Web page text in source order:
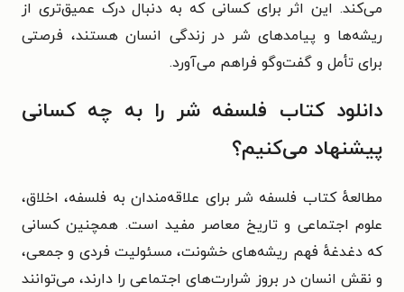
می‌کند. این اثر برای کسانی که به دنبال درک عمیق‌تری از
ریشه‌ها و پیامدهای شر در زندگی انسان هستند، فرصتی
برای تأمل و گفت‌وگو فراهم می‌آورد.
دانلود کتاب فلسفه شر را به چه کسانی
پیشنهاد می‌کنیم؟
مطالعهٔ کتاب فلسفه شر برای علاقه‌مندان به فلسفه، اخلاق،
علوم اجتماعی و تاریخ معاصر مفید است. همچنین کسانی
که دغدغهٔ فهم ریشه‌های خشونت، مسئولیت فردی و جمعی،
و نقش انسان در بروز شرارت‌های اجتماعی را دارند، می‌توانند